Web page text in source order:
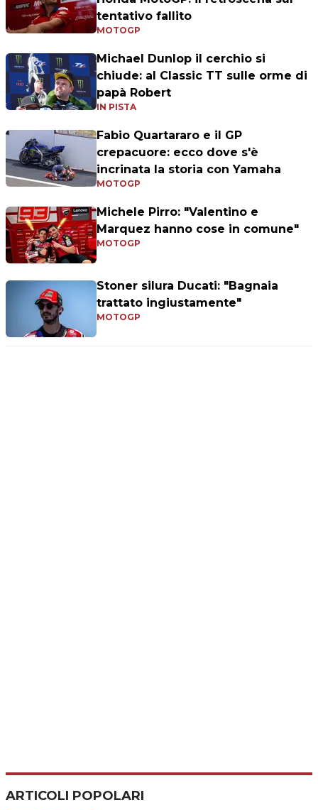
tentativo fallito
MOTOGP
Michael Dunlop il cerchio si
chiude: al Classic TT sulle orme di
papà Robert
IN PISTA
Fabio Quartararo e il GP
crepacuore: ecco dove s'è
incrinata la storia con Yamaha
MOTOGP
Michele Pirro: "Valentino e
Marquez hanno cose in comune"
MOTOGP
Stoner silura Ducati: "Bagnaia
trattato ingiustamente"
MOTOGP
ARTICOLI POPOLARI